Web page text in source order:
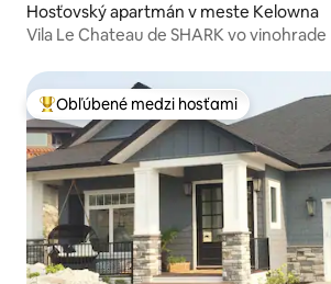
Hosťovský apartmán v meste Kelowna
Vila Le Chateau de SHARK vo vinohrade
Najobľúbenejšie medzi hosťami
Obľúbené medzi hosťami